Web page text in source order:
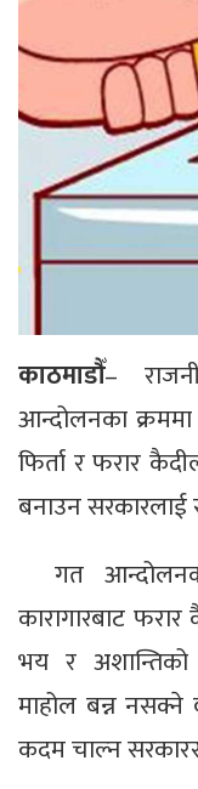
काठमाडौँ–
आन्दोलनका क्रममा
फिर्ता र फरार
बनाउन
गत
कारागारबाट
भय र अशान्तिको
माहोल बन्न नसक्ने
कदम चाल्न